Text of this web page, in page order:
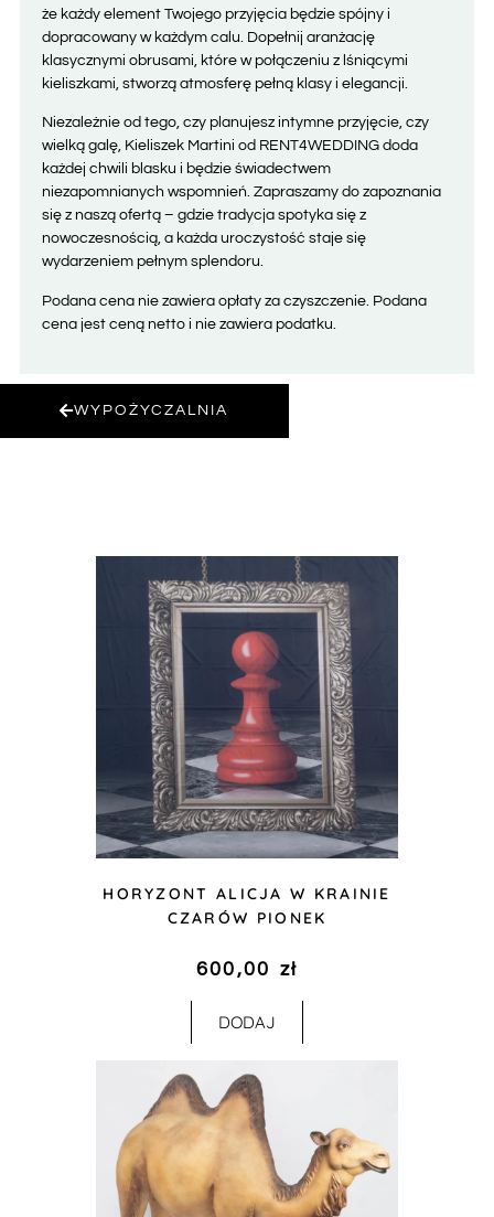
że każdy element Twojego przyjęcia będzie spójny i
dopracowany w każdym calu. Dopełnij aranżację
klasycznymi obrusami, które w połączeniu z lśniącymi
kieliszkami, stworzą atmosferę pełną klasy i elegancji.
Niezależnie od tego, czy planujesz intymne przyjęcie, czy
wielką galę, Kieliszek Martini od RENT4WEDDING doda
każdej chwili blasku i będzie świadectwem
niezapomnianych wspomnień. Zapraszamy do zapoznania
się z naszą ofertą – gdzie tradycja spotyka się z
nowoczesnością, a każda uroczystość staje się
wydarzeniem pełnym splendoru.
Podana cena nie zawiera opłaty za czyszczenie. Podana
cena jest ceną netto i nie zawiera podatku.
WYPOŻYCZALNIA
HORYZONT ALICJA W KRAINIE
CZARÓW PIONEK
600,00 zł
DODAJ